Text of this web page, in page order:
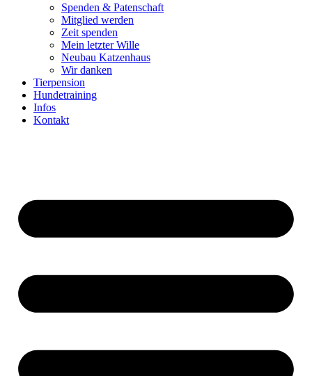
Spenden & Patenschaft
Mitglied werden
Zeit spenden
Mein letzter Wille
Neubau Katzenhaus
Wir danken
Tierpension
Hundetraining
Infos
Kontakt